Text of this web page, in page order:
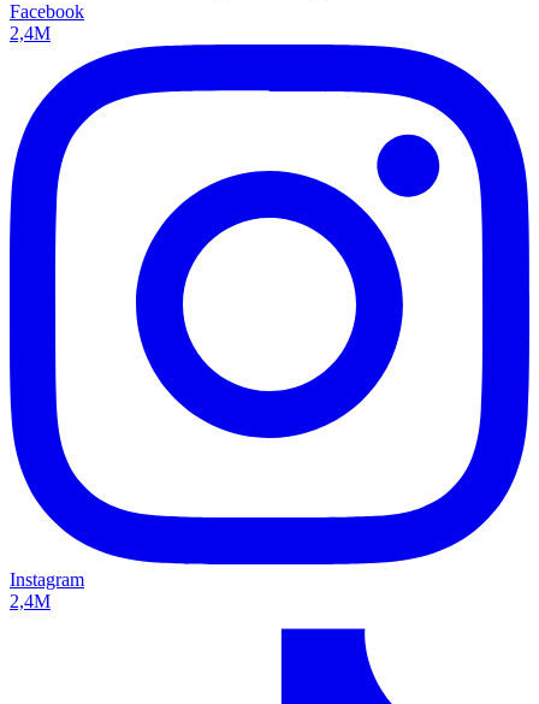
Facebook
2,4M
Instagram
2,4M